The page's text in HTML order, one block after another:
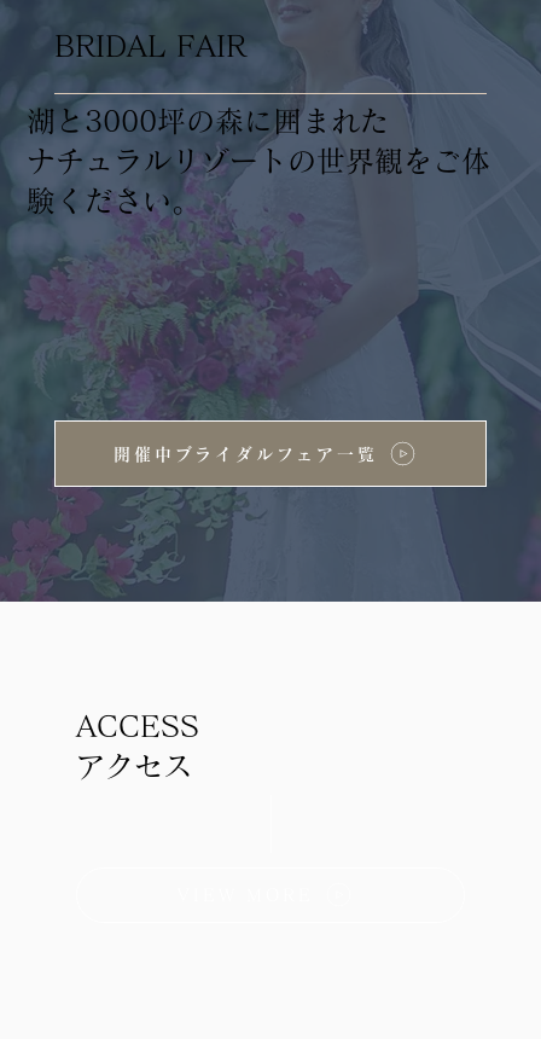
ACCESS
アクセス
BRIDAL FAIR
湖と3000坪の森に囲まれた
ナチュラルリゾートの世界観をご体
験ください。
開催中ブライダルフェア一覧